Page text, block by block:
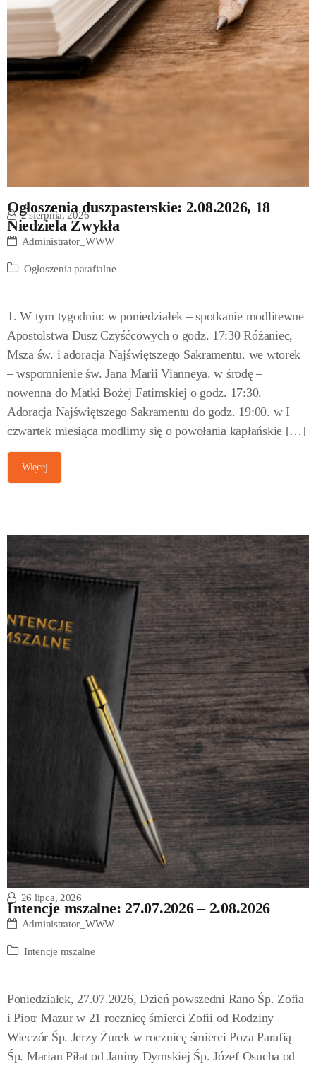
Ogłoszenia duszpasterskie: 2.08.2026, 18
Niedziela Zwykła
2 sierpnia, 2026
Administrator_WWW
Ogłoszenia parafialne
1. W tym tygodniu: w poniedziałek – spotkanie modlitewne
Apostolstwa Dusz Czyśćcowych o godz. 17:30 Różaniec,
Msza św. i adoracja Najświętszego Sakramentu. we wtorek
– wspomnienie św. Jana Marii Vianneya. w środę –
nowenna do Matki Bożej Fatimskiej o godz. 17:30.
Adoracja Najświętszego Sakramentu do godz. 19:00. w I
czwartek miesiąca modlimy się o powołania kapłańskie […]
Więcej
Intencje mszalne: 27.07.2026 – 2.08.2026
26 lipca, 2026
Administrator_WWW
Intencje mszalne
Poniedziałek, 27.07.2026, Dzień powszedni Rano Śp. Zofia
i Piotr Mazur w 21 rocznicę śmierci Zofii od Rodziny
Wieczór Śp. Jerzy Żurek w rocznicę śmierci Poza Parafią
Śp. Marian Piłat od Janiny Dymskiej Śp. Józef Osucha od